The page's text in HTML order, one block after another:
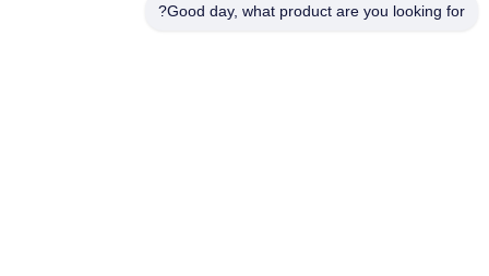
بیار
Good day, what product are you looking for?